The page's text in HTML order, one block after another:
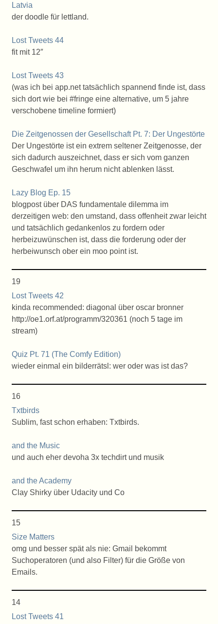
Latvia
der doodle für lettland.
Lost Tweets 44
fit mit 12″
Lost Tweets 43
(was ich bei app.net tatsächlich spannend finde ist, dass
sich dort wie bei #fringe eine alternative, um 5 jahre
verschobene timeline formiert)
Die Zeitgenossen der Gesellschaft Pt. 7: Der Ungestörte
Der Ungestörte ist ein extrem seltener Zeitgenosse, der
sich dadurch auszeichnet, dass er sich vom ganzen
Geschwafel um ihn herum nicht ablenken lässt.
Lazy Blog Ep. 15
blogpost über DAS fundamentale dilemma im
derzeitigen web: den umstand, dass offenheit zwar leicht
und tatsächlich gedankenlos zu fordern oder
herbeizuwünschen ist, dass die forderung oder der
herbeiwunsch ober ein moo point ist.
19
Lost Tweets 42
kinda recommended: diagonal über oscar bronner
http://oe1.orf.at/programm/320361 (noch 5 tage im
stream)
Quiz Pt. 71 (The Comfy Edition)
wieder einmal ein bilderrätsl: wer oder was ist das?
16
Txtbirds
Sublim, fast schon erhaben: Txtbirds.
and the Music
und auch eher devoha 3x techdirt und musik
and the Academy
Clay Shirky über Udacity und Co
15
Size Matters
omg und besser spät als nie: Gmail bekommt
Suchoperatoren (und also Filter) für die Größe von
Emails.
14
Lost Tweets 41